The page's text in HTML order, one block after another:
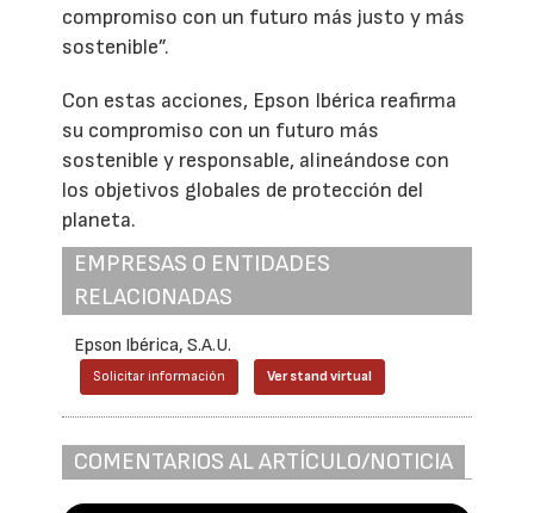
compromiso con un futuro más justo y más
sostenible”.
Con estas acciones, Epson Ibérica reafirma
su compromiso con un futuro más
sostenible y responsable, alineándose con
los objetivos globales de protección del
planeta.
EMPRESAS O ENTIDADES
RELACIONADAS
Epson Ibérica, S.A.U.
Solicitar información Ver stand virtual
COMENTARIOS AL ARTÍCULO/NOTICIA